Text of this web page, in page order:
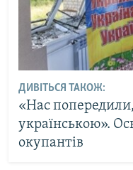
ДИВІТЬСЯ ТАКОЖ:
«Нас
українською».
окупантів